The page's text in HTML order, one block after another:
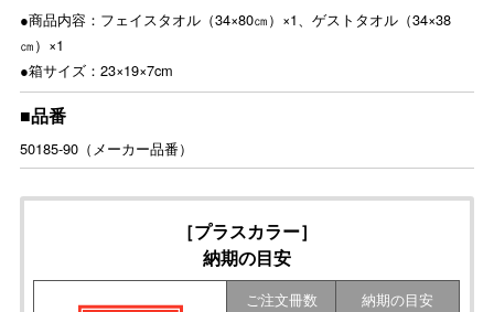
●商品内容：フェイスタオル（34×80㎝）×1、ゲストタオル（34×38
㎝）×1
●箱サイズ：23×19×7cm
■品番
50185-90（メーカー品番）
［プラスカラー］
納期の目安
ご注文冊数 納期の目安